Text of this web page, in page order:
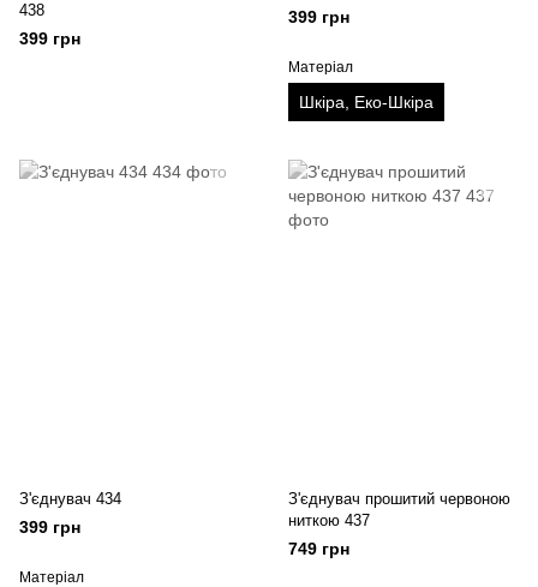
438
399 грн
399 грн
Матеріал
Шкіра, Еко-Шкіра
З'єднувач 434
399 грн
Матеріал
З'єднувач прошитий червоною
ниткою 437
749 грн